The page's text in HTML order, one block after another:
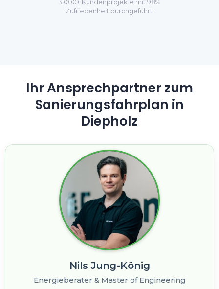
3.000+ Kundenprojekte mit 98%
Zufriedenheit durchgeführt.
Ihr Ansprechpartner zum
Sanierungsfahrplan in
Diepholz
Nils Jung-König
Energieberater & Master of Engineering